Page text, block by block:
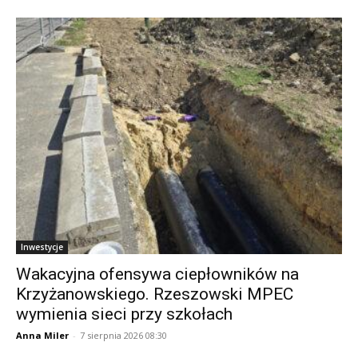
Inwestycje
Wakacyjna ofensywa ciepłowników na
Krzyżanowskiego. Rzeszowski MPEC
wymienia sieci przy szkołach
Anna Miler - 7 sierpnia 2026 08:30